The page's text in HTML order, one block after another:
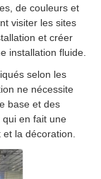
de couleurs et
visiter les sites
et créer
installation fluide.
selon les
ne nécessite
base et des
en fait une
la décoration.